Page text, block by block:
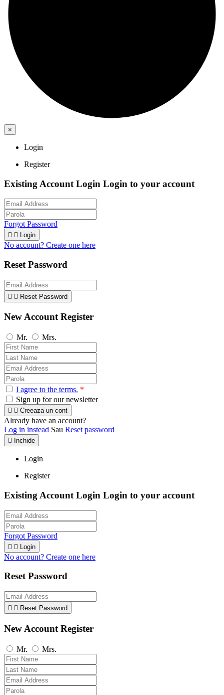
×
Login
Register
Existing Account Login Login to your account
Forgot Password
  Login
No account? Create one here
Reset Password
  Reset Password
New Account Register
Mr. Mrs.
I agree to the terms. *
Sign up for our newsletter
  Creeaza un cont
Already have an account?
Log in instead Sau Reset password
 Inchide
Login
Register
Existing Account Login Login to your account
Forgot Password
  Login
No account? Create one here
Reset Password
  Reset Password
New Account Register
Mr. Mrs.